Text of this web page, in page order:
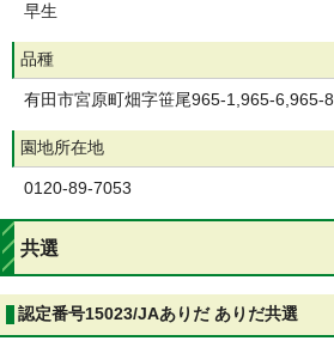
早生
品種
有田市宮原町畑字笹尾965-1,965-6,965-8
園地所在地
0120-89-7053
共選
認定番号15023/JAありだ ありだ共選